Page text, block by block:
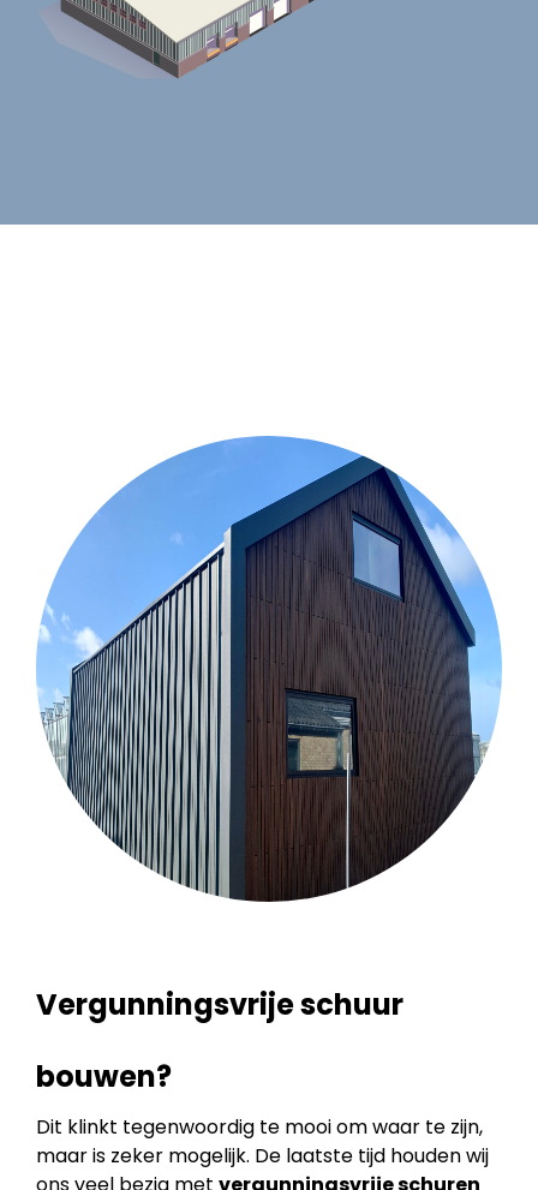
Vergunningsvrije schuur
bouwen?
Dit klinkt tegenwoordig te mooi om waar te zijn,
maar is zeker mogelijk. De laatste tijd houden wij